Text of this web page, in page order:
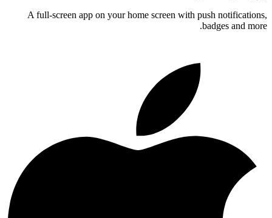
A full-screen app on your home screen with push notifications,
badges and more.